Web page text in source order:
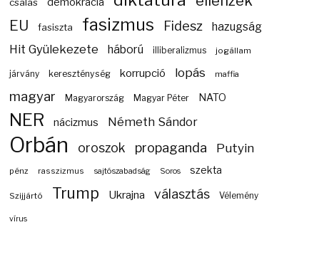
EU fasiszta fasizmus Fidesz hazugság
Hit Gyülekezete háború illiberalizmus jogállam
járvány kereszténység korrupció lopás maffia
magyar Magyarország Magyar Péter NATO
NER nácizmus Németh Sándor
Orbán oroszok propaganda Putyin
pénz rasszizmus sajtószabadság Soros szekta
Szijjártó Trump Ukrajna választás Vélemény
vírus